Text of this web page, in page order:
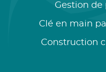
Gestion de
Clé en main
Construction